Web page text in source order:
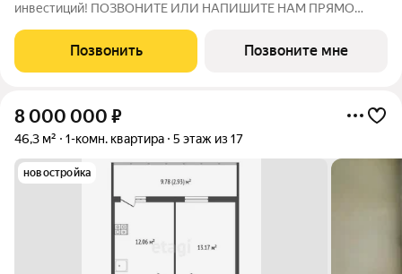
инвестиций! ПОЗВОНИТЕ ИЛИ НАПИШИТЕ НАМ ПРЯМО
ОГРАНИЧЕНО! О КОМПЛЕКСЕ Квартал состоит из 7 секций: 10,
12, 16 этажей и 3 стилобата 1 этаж. Жилой квартал Шалфей -
Позвонить Позвоните мне
8 000 000 ₽
46,3 м² 1-комн. квартира 5 этаж из 17
новостройка